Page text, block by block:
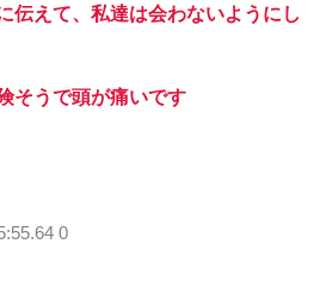
伝えて、私達は会わないようにし
そうで頭が痛いです
0